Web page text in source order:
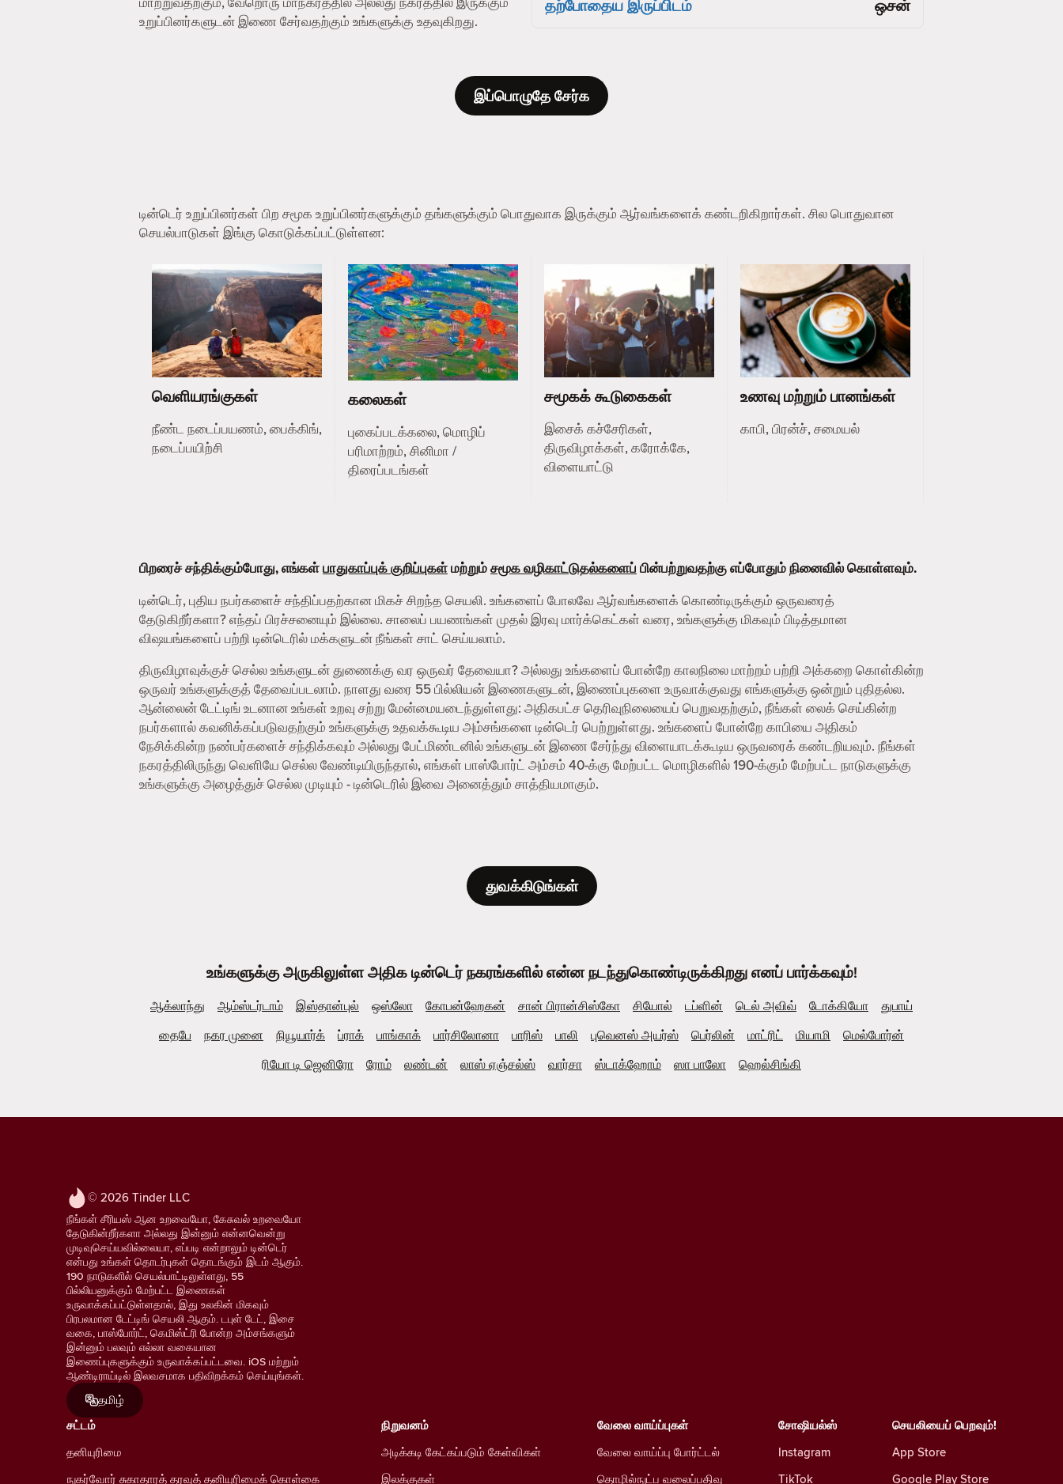
உறுப்பினர்களுடன் இணை சேர்வதற்கும் உங்களுக்கு உதவுகிறது.
தற்போதைய இருப்பிடம் ஒசன்
இப்பொழுதே சேர்க
டின்டெர் உறுப்பினர்கள் பிற சமூக உறுப்பினர்களுக்கும் தங்களுக்கும் பொதுவாக இருக்கும் ஆர்வங்களைக் கண்டறிகிறார்கள். சில பொதுவான
செயல்பாடுகள் இங்கு கொடுக்கப்பட்டுள்ளன:
வெளியரங்குகள்
நீண்ட நடைப்பயணம், பைக்கிங்,
நடைப்பயிற்சி
கலைகள்
புகைப்படக்கலை, மொழிப்
பரிமாற்றம், சினிமா /
திரைப்படங்கள்
சமூகக் கூடுகைகள்
இசைக் கச்சேரிகள்,
திருவிழாக்கள், கரோக்கே,
விளையாட்டு
உணவு மற்றும் பானங்கள்
காபி, பிரன்ச், சமையல்
பிறரைச் சந்திக்கும்போது, எங்கள்பாதுகாப்புக் குறிப்புகள்மற்றும்சமூக வழிகாட்டுதல்களைப் பின்பற்றுவதற்கு எப்போதும் நினைவில் கொள்ளவும்.
டின்டெர், புதிய நபர்களைச் சந்திப்பதற்கான மிகச் சிறந்த செயலி. உங்களைப் போலவே ஆர்வங்களைக் கொண்டிருக்கும் ஒருவரைத்
தேடுகிறீர்களா? எந்தப் பிரச்சனையும் இல்லை. சாலைப் பயணங்கள் முதல் இரவு மார்க்கெட்கள் வரை, உங்களுக்கு மிகவும் பிடித்தமான
விஷயங்களைப் பற்றி டின்டெரில் மக்களுடன் நீங்கள் சாட் செய்யலாம்.
திருவிழாவுக்குச் செல்ல உங்களுடன் துணைக்கு வர ஒருவர் தேவையா? அல்லது உங்களைப் போன்றே காலநிலை மாற்றம் பற்றி அக்கறை கொள்கின்ற
ஒருவர் உங்களுக்குத் தேவைப்படலாம். நாளது வரை 55 பில்லியன் இணைகளுடன், இணைப்புகளை உருவாக்குவது எங்களுக்கு ஒன்றும் புதிதல்ல.
ஆன்லைன் டேட்டிங் உடனான உங்கள் உறவு சற்று மேன்மையடைந்துள்ளது: அதிகபட்ச தெரிவுநிலையைப் பெறுவதற்கும், நீங்கள் லைக் செய்கின்ற
நபர்களால் கவனிக்கப்படுவதற்கும் உங்களுக்கு உதவக்கூடிய அம்சங்களை டின்டெர் பெற்றுள்ளது. உங்களைப் போன்றே காபியை அதிகம்
நேசிக்கின்ற நண்பர்களைச் சந்திக்கவும் அல்லது பேட்மிண்டனில் உங்களுடன் இணை சேர்ந்து விளையாடக்கூடிய ஒருவரைக் கண்டறியவும். நீங்கள்
நகரத்திலிருந்து வெளியே செல்ல வேண்டியிருந்தால், எங்கள் பாஸ்போர்ட் அம்சம் 40-க்கு மேற்பட்ட மொழிகளில் 190-க்கும் மேற்பட்ட நாடுகளுக்கு
உங்களுக்கு அழைத்துச் செல்ல முடியும் - டின்டெரில் இவை அனைத்தும் சாத்தியமாகும்.
துவக்கிடுங்கள்
உங்களுக்கு அருகிலுள்ள அதிக டின்டெர் நகரங்களில் என்ன நடந்துகொண்டிருக்கிறது எனப் பார்க்கவும்!
ஆக்லாந்து ஆம்ஸ்டர்டாம் இஸ்தான்புல் ஒஸ்லோ கோபன்ஹேகன் சான் பிரான்சிஸ்கோ சியோல் டப்ளின் டெல் அவிவ் டோக்கியோ
துபாய்
தைபே
நகர முனை நியூயார்க் ப்ராக் பாங்காக் பார்சிலோனா பாரிஸ் பாலி புவெனஸ் அயர்ஸ் பெர்லின் மாட்ரிட் மியாமி
மெல்போர்ன்
ரியோ டி ஜெனிரோ
ரோம் லண்டன் லாஸ் ஏஞ்சல்ஸ் வார்சா ஸ்டாக்ஹோம் ஸா பாலோ ஹெல்சிங்கி
© 2026 Tinder LLC
நீங்கள் சீரியஸ் ஆன உறவையோ, கேசுவல் உறவையோ
தேடுகின்றீர்களா அல்லது இன்னும் என்னவென்று
முடிவுசெய்யவில்லையா, எப்படி என்றாலும் டின்டெர்
என்பது உங்கள் தொடர்புகள் தொடங்கும் இடம் ஆகும்.
190 நாடுகளில் செயல்பாட்டிலுள்ளது, 55
பில்லியனுக்கும் மேற்பட்ட இணைகள்
உருவாக்கப்பட்டுள்ளதால், இது உலகின் மிகவும்
பிரபலமான டேட்டிங் செயலி ஆகும். டபுள் டேட், இசை
வகை, பாஸ்போர்ட், கெமிஸ்ட்ரி போன்ற அம்சங்களும்
இன்னும் பலவும் எல்லா வகையான
இணைப்புகளுக்கும் உருவாக்கப்பட்டவை. iOS மற்றும்
ஆண்டிராய்டில் இலவசமாக பதிவிறக்கம் செய்யுங்கள்.
தமிழ்
சோஷியல்ஸ்
Instagram
TikTok
சட்டம்
தனியுரிமை
நுகர்வோர் சுகாதாரத் தரவுத் தனியுரிமைக் கொள்கை
வேலை வாய்ப்புகள்
வேலை வாய்ப்பு போர்ட்டல்
தொழில்நுட்ப வலைப்பதிவு
நிறுவனம்
அடிக்கடி கேட்கப்படும் கேள்விகள்
இலக்குகள்
செயலியைப் பெறவும்!
App Store
Google Play Store